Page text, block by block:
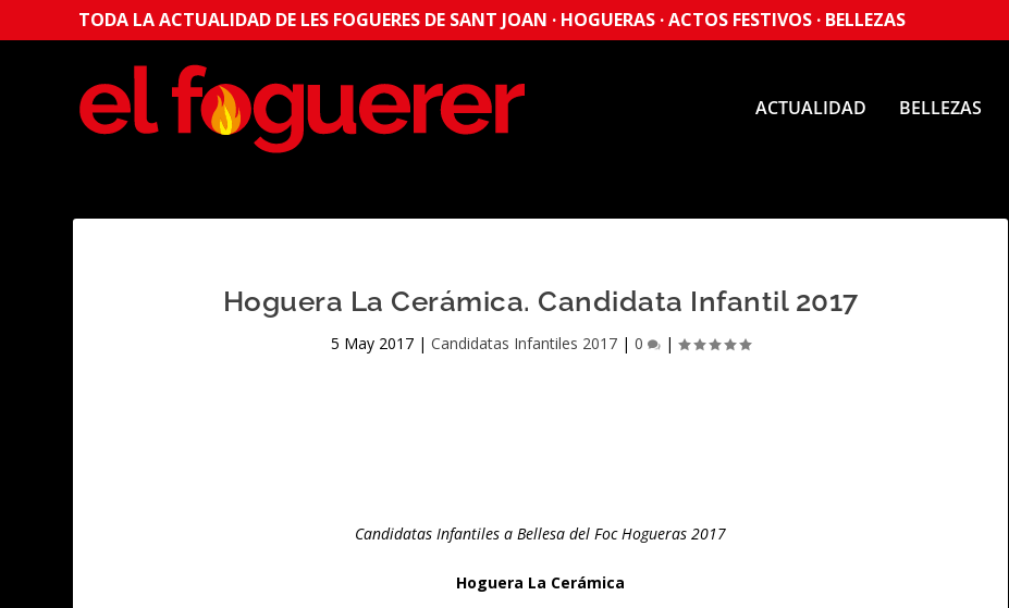
TODA LA ACTUALIDAD DE LES FOGUERES DE SANT JOAN · HOGUERAS · ACTOS FESTIVOS · BELLEZAS
ACTUALIDAD BELLEZAS
Hoguera La Cerámica. Candidata Infantil 2017
5 May 2017 |Candidatas Infantiles 2017 |0 |
Candidatas Infantiles a Bellesa del Foc Hogueras 2017
Hoguera La Cerámica